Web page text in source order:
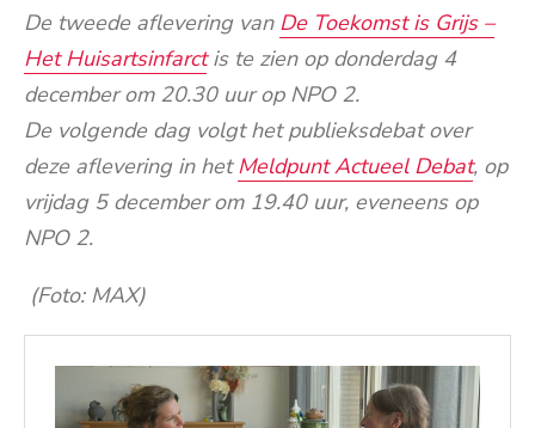
De tweede aflevering van De Toekomst is Grijs –
Het Huisartsinfarctis te zien op donderdag 4
december om 20.30 uur op NPO 2.
De volgende dag volgt het publieksdebat over
deze aflevering in hetMeldpunt Actueel Debat, op
vrijdag 5 december om 19.40 uur, eveneens op
NPO 2.
(Foto: MAX)